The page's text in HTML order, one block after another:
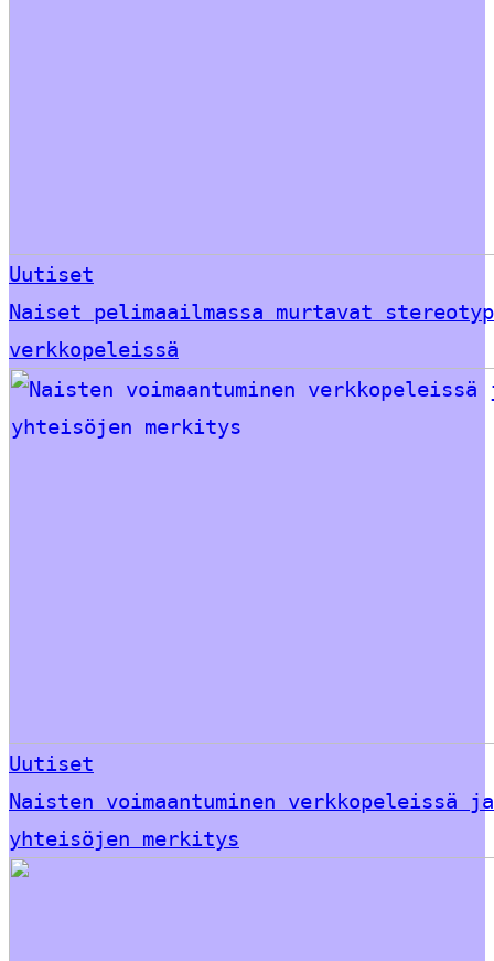
Uutiset
Naiset pelimaailmassa murtavat
verkkopeleissä
Uutiset
Naisten voimaantuminen verkkopeleissä ja
yhteisöjen merkitys